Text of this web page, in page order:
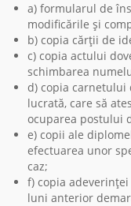
a) formularul de
modificările și
b) copia cărţii de
c) copia actului
schimbarea
d) copia carnetului
lucrată, care să
ocuparea postului
e) copii ale
efectuarea unor
caz;
f) copia
luni anterior